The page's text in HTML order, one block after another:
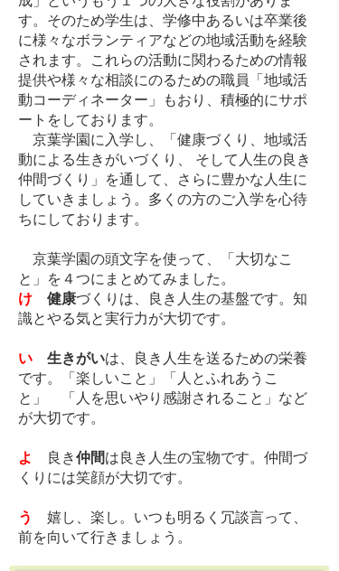
す。そのため学生は、学修中あるいは卒業後
に様々なボランティアなどの地域活動を経験
されます。これらの活動に関わるための情報
提供や様々な相談にのるための職員「地域活
動コーディネーター」もおり、積極的にサポ
ートをしております。
京葉学園に入学し、「健康づくり、地域活
動による生きがいづくり、 そして人生の良き
仲間づくり」を通して、さらに豊かな人生に
していきましょう。多くの方のご入学を心待
ちにしております。
京葉学園の頭文字を使って、「大切なこ
と」を４つにまとめてみました。
け
健康づくりは、良き人生の基盤です。知
識とやる気と実行力が大切です。
い 生きがいは、良き人生を送るための栄養
です。「楽しいこと」「人とふれあうこ
と」 「人を思いやり感謝されること」など
が大切です。
よ 良き仲間は良き人生の宝物です。仲間づ
くりには笑顔が大切です。
う
嬉し、楽し。いつも明るく冗談言って、
前を向いて行きましょう。